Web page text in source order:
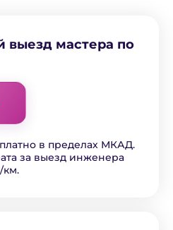
выезд мастера по
в пределах МКАД.
за выезд инженера
км.